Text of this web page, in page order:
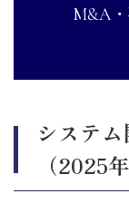
M&A
システ
（2025年